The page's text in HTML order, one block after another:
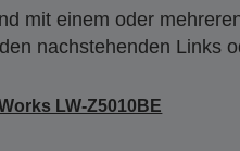
mit einem oder
nachstehenden Links
LW-Z5010BE